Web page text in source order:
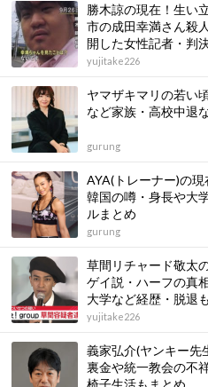
勝木諒の現在！生い
市の成田幸満さん殺
開した女性記者・判
yujitake226
ヤマザキマリの若い
など家族・高校中退
gurung
AYA(トレーナー)の
韓国の噂・身長や大
ルまとめ
gurung
草間リチャード敬太
ゲイ説・ハーフの真
大学など経歴・脱退
yujitake226
義家弘介(ヤンキー先
裏金や統一教会の不
椅子生活もまとめ